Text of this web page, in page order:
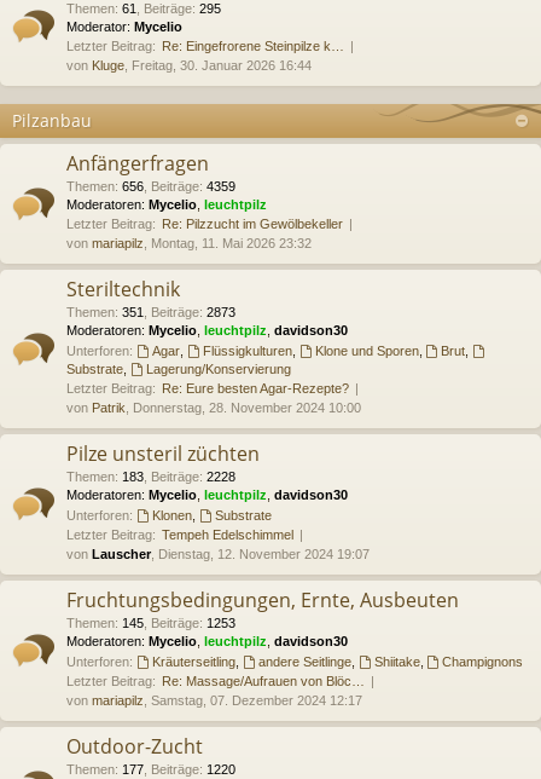
Themen: 61 Beiträge: 295
Moderator: Mycelio
Letzter Beitrag: Re: Eingefrorene Steinpilze k…
von Kluge , Freitag, 30. Januar 2026 16:44
Pilzanbau
Anfängerfragen
Themen: 656 Beiträge: 4359
Moderatoren: Mycelio leuchtpilz
Letzter Beitrag: Re: Pilzzucht im Gewölbekeller
von mariapilz , Montag, 11. Mai 2026 23:32
Steriltechnik
Themen: 351 Beiträge: 2873
Moderatoren: Mycelio leuchtpilz davidson30
Unterforen:
Agar, Flüssigkulturen, Klone und Sporen, Brut
Substrate
Lagerung/Konservierung
Letzter Beitrag: Re: Eure besten Agar-Rezepte?
von Patrik , Donnerstag, 28. November 2024 10:00
Pilze unsteril züchten
Themen: 183 Beiträge: 2228
Moderatoren: Mycelio leuchtpilz davidson30
Unterforen:
Klonen,
Substrate
Letzter Beitrag: Tempeh Edelschimmel
von Lauscher, Dienstag, 12. November 2024 19:07
Fruchtungsbedingungen, Ernte, Ausbeuten
Themen: 145 Beiträge: 1253
Moderatoren: Mycelio leuchtpilz davidson30
Unterforen:
Kräuterseitling, andere Seitlinge, Shiitake,
Champignons
Letzter Beitrag: Re: Massage/Aufrauen von Blöc…
von mariapilz , Samstag, 07. Dezember 2024 12:17
Outdoor-Zucht
Themen: 177 Beiträge: 1220